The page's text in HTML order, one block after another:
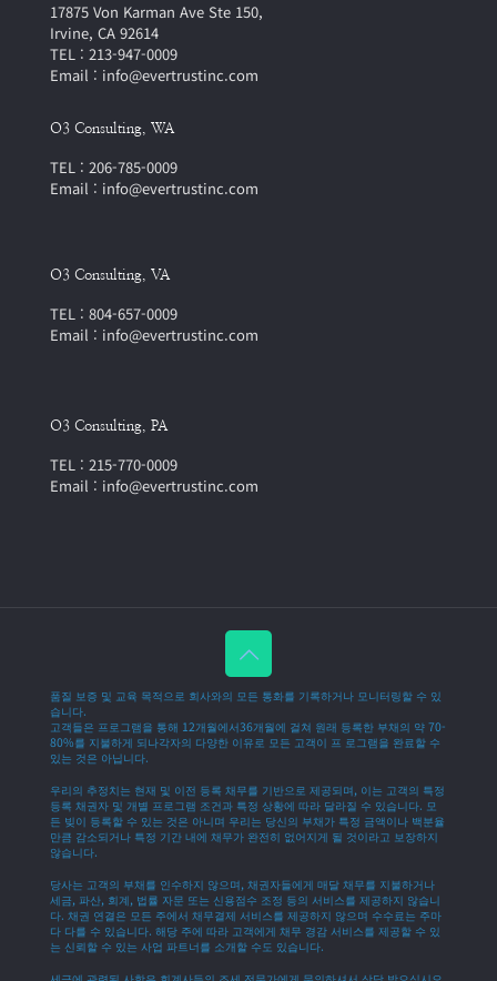
17875 Von Karman Ave Ste 150,
Irvine, CA 92614
TEL : 213-947-0009
Email : info@evertrustinc.com
O3 Consulting, WA
TEL : 206-785-0009
Email : info@evertrustinc.com
O3 Consulting, VA
TEL : 804-657-0009
Email : info@evertrustinc.com
O3 Consulting, PA
TEL : 215-770-0009
Email : info@evertrustinc.com
품질 보증 및 교육 목적으로 회사와의 모든 통화를 기록하거나 모니터링할 수 있
습니다.
고객들은 프로그램을 통해 12개월에서36개월에 걸쳐 원래 등록한 부채의 약 70-
80%를 지불하게 되나각자의 다양한 이유로 모든 고객이 프 로그램을 완료할 수
있는 것은 아닙니다.
우리의 추정치는 현재 및 이전 등록 채무를 기반으로 제공되며, 이는 고객의 특정
등록 채권자 및 개별 프로그램 조건과 특정 상황에 따라 달라질 수 있습니다. 모
든 빚이 등록할 수 있는 것은 아니며 우리는 당신의 부채가 특정 금액이나 백분율
만큼 감소되거나 특정 기간 내에 채무가 완전히 없어지게 될 것이라고 보장하지
않습니다.
당사는 고객의 부채를 인수하지 않으며, 채권자들에게 매달 채무를 지불하거나
세금, 파산, 회계, 법률 자문 또는 신용점수 조정 등의 서비스를 제공하지 않습니
다. 채권 연결은 모든 주에서 채무결제 서비스를 제공하지 않으며 수수료는 주마
다 다를 수 있습니다. 해당 주에 따라 고객에게 채무 경감 서비스를 제공할 수 있
는 신뢰할 수 있는 사업 파트너를 소개할 수도 있습니다.